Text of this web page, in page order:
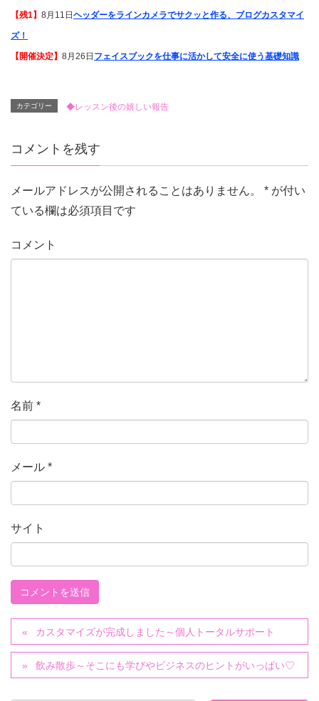
【残1】 8月11日ヘッダーをラインカメラでサクッと作る、ブログカスタマイ
ズ！
【開催決定】 8月26日 フェイスブックを仕事に活かして安全に使う基礎知識
カテゴリー ◆レッスン後の嬉しい報告
コメントを残す
メールアドレスが公開されることはありません。 * が付い
ている欄は必須項目です
コメント
名前 *
メール *
サイト
カスタマイズが完成しました～個人トータルサポート
飲み散歩～そこにも学びやビジネスのヒントがいっぱい♡